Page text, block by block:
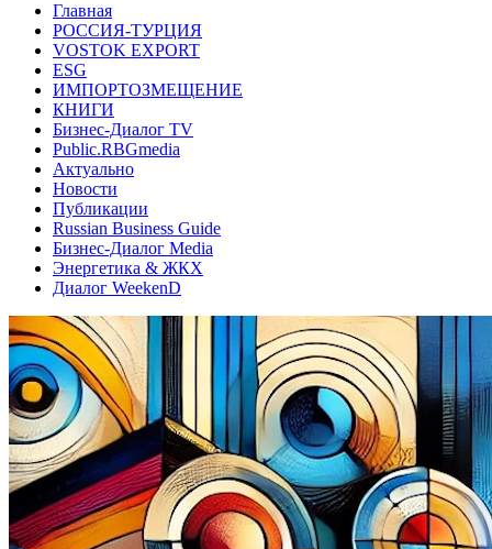
Главная
РОССИЯ-ТУРЦИЯ
VOSTOK EXPORT
ESG
ИМПОРТОЗМЕЩЕНИЕ
КНИГИ
Бизнес-Диалог TV
Public.RBGmedia
Актуально
Новости
Публикации
Russian Business Guide
Бизнес-Диалог Media
Энергетика & ЖКХ
Диалог WeekenD